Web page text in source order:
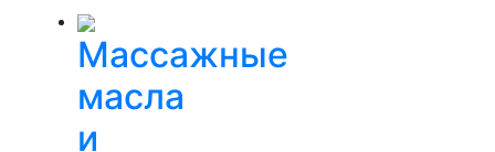
Массажные
масла
и